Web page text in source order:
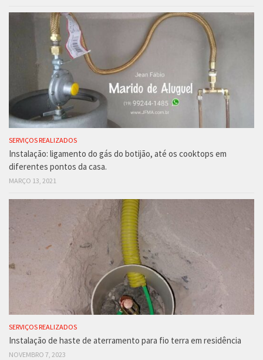
SERVIÇOS REALIZADOS
Instalação: ligamento do gás do botijão, até os cooktops em
diferentes pontos da casa.
MARÇO 13, 2021
SERVIÇOS REALIZADOS
Instalação de haste de aterramento para fio terra em residência
NOVEMBRO 7, 2023